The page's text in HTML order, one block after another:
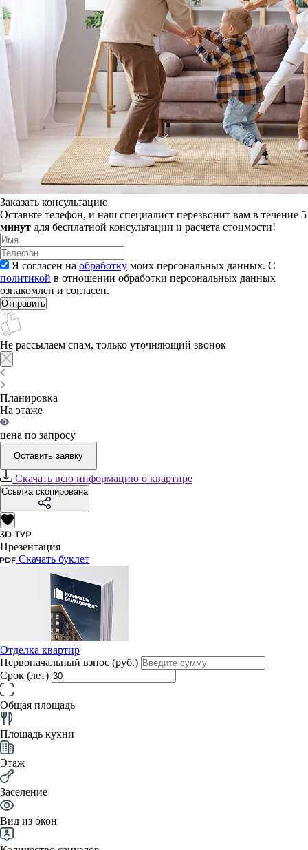
Заказать консультацию
Оставьте телефон, и наш специалист перезвонит вам в течение 5
минут для бесплатной консультации и расчета стоимости!
Я согласен на обработку моих персональных данных. С
политикой в отношении обработки персональных данных
ознакомлен и согласен.
Не рассылаем спам, только уточняющий звонок
Планировка
На этаже
цена по запросу
Оставить заявку
Скачать всю информацию о квартире
Ссылка скопирована
Презентация
Скачать буклет
Отделка квартир
Первоначальный взнос (руб.)
Срок (лет)
Общая площадь
Площадь кухни
Этаж
Заселение
Вид из окон